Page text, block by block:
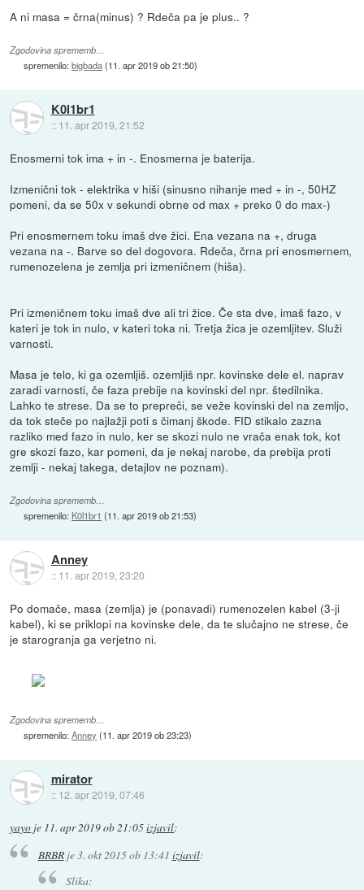
A ni masa = črna(minus) ? Rdeča pa je plus.. ?
Zgodovina sprememb…
spremenilo:bigbada(11. apr 2019 ob 21:50)
K0l1br1
:: 11. apr 2019, 21:52
Enosmerni tok ima + in -. Enosmerna je baterija.
Izmenični tok - elektrika v hiši (sinusno nihanje med + in -, 50HZ
pomeni, da se 50x v sekundi obrne od max + preko 0 do max-)
Pri enosmernem toku imaš dve žici. Ena vezana na +, druga
vezana na -. Barve so del dogovora. Rdeča, črna pri enosmernem,
rumenozelena je zemlja pri izmeničnem (hiša).
Pri izmeničnem toku imaš dve ali tri žice. Če sta dve, imaš fazo, v
kateri je tok in nulo, v kateri toka ni. Tretja žica je ozemljitev. Služi
varnosti.
Masa je telo, ki ga ozemljiš. ozemljiš npr. kovinske dele el. naprav
zaradi varnosti, če faza prebije na kovinski del npr. štedilnika.
Lahko te strese. Da se to prepreči, se veže kovinski del na zemljo,
da tok steče po najlažji poti s čimanj škode. FID stikalo zazna
razliko med fazo in nulo, ker se skozi nulo ne vrača enak tok, kot
gre skozi fazo, kar pomeni, da je nekaj narobe, da prebija proti
zemlji - nekaj takega, detajlov ne poznam).
Zgodovina sprememb…
spremenilo: K0l1br1 (11. apr 2019 ob 21:53)
Anney
:: 11. apr 2019, 23:20
Po domače, masa (zemlja) je (ponavadi) rumenozelen kabel (3-ji
kabel), ki se priklopi na kovinske dele, da te slučajno ne strese, če
je starogranja ga verjetno ni.
Zgodovina sprememb…
spremenilo:Anney (11. apr 2019 ob 23:23)
mirator
:: 12. apr 2019, 07:46
yayo je 11. apr 2019 ob 21:05izjavil:
BRBRje3. okt 2015 ob 13:41 izjavil:
Slika: